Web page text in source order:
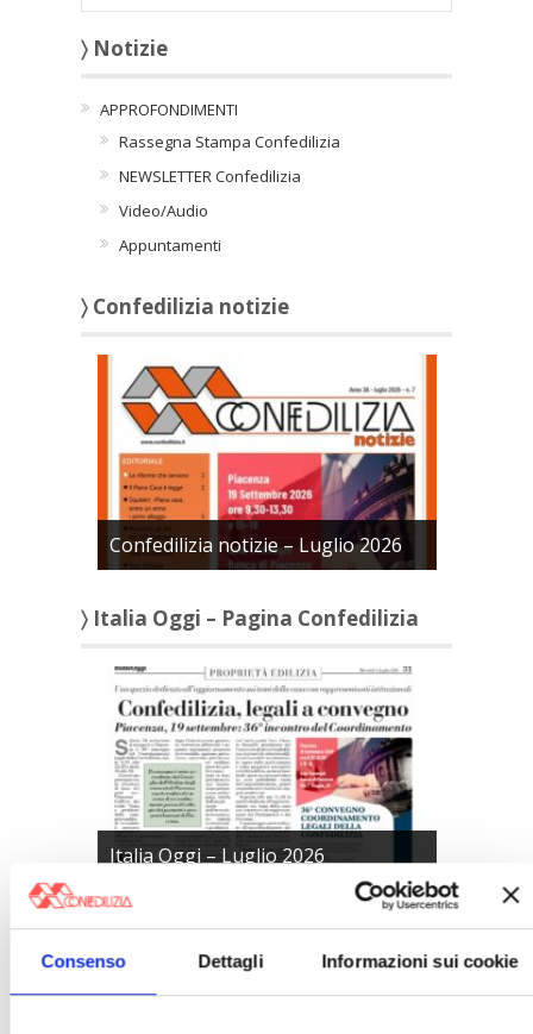
Consenso Dettagli Informazioni sui cookie
〉 Notizie
APPROFONDIMENTI
Rassegna Stampa Confedilizia
NEWSLETTER Confedilizia
Video/Audio
Appuntamenti
〉 Confedilizia notizie
Confedilizia notizie – Luglio 2026
〉 Italia Oggi – Pagina Confedilizia
Italia Oggi – Luglio 2026
〉 Rubriche